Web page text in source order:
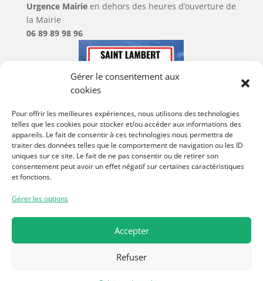
Gérer le consentement aux
cookies
Pour offrir les meilleures expériences, nous utilisons des technologies
telles que les cookies pour stocker et/ou accéder aux informations des
appareils. Le fait de consentir à ces technologies nous permettra de
traiter des données telles que le comportement de navigation ou les ID
uniques sur ce site. Le fait de ne pas consentir ou de retirer son
consentement peut avoir un effet négatif sur certaines caractéristiques
et fonctions.
Gérer les options
Accepter
Refuser
Urgence Mairie en dehors des heures d’ouverture de
la Mairie
06 89 89 98 96
Andégave Communication